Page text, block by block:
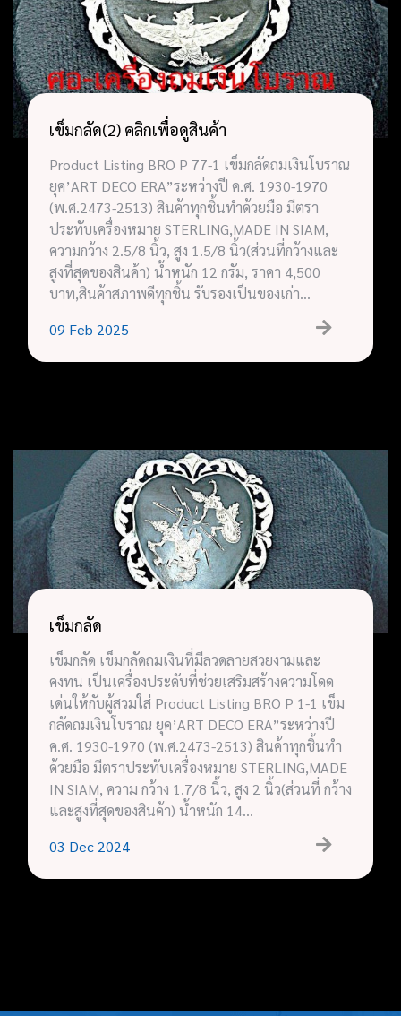
ติดต่อเรา
Thai
เข็มกลัด(2) คลิกเพื่อดูสินค้า
Product Listing BRO P 77-1 เข็มกลัดถมเงินโบราณ
ยุค’ART DECO ERA”ระหว่างปี ค.ศ. 1930-1970
(พ.ศ.2473-2513) สินค้าทุกชิ้นทำด้วยมือ มีตรา
ประทับเครื่องหมาย STERLING,MADE IN SIAM,
ความกว้าง 2.5/8 นิ้ว, สูง 1.5/8 นิ้ว(ส่วนที่กว้างและ
สูงที่สุดของสินค้า) น้ำหนัก 12 กรัม, ราคา 4,500
บาท,สินค้าสภาพดีทุกชิ้น รับรองเป็นของเก่า…
09 Feb 2025
เข็มกลัด
เข็มกลัด เข็มกลัดถมเงินที่มีลวดลายสวยงามและ
คงทน เป็นเครื่องประดับที่ช่วยเสริมสร้างความโดด
เด่นให้กับผู้สวมใส่ Product Listing BRO P 1-1 เข็ม
กลัดถมเงินโบราณ ยุค’ART DECO ERA”ระหว่างปี
ค.ศ. 1930-1970 (พ.ศ.2473-2513) สินค้าทุกชิ้นทำ
ด้วยมือ มีตราประทับเครื่องหมาย STERLING,MADE
IN SIAM, ความ กว้าง 1.7/8 นิ้ว, สูง 2 นิ้ว(ส่วนที่ กว้าง
และสูงที่สุดของสินค้า) น้ำหนัก 14…
03 Dec2024